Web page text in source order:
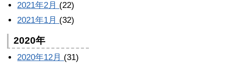
2021年2月 (22)
2021年1月 (32)
2020年
2020年12月 (31)